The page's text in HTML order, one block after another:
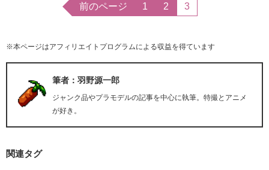
前のページ 1 2 3
※本ページはアフィリエイトプログラムによる収益を得ています
筆者：羽野源一郎
ジャンク品やプラモデルの記事を中心に執筆。特撮とアニメ
が好き。
関連タグ